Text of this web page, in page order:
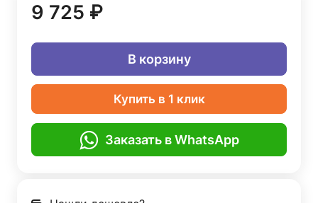
9 725 ₽
В корзину
Купить в 1 клик
Заказать в WhatsApp